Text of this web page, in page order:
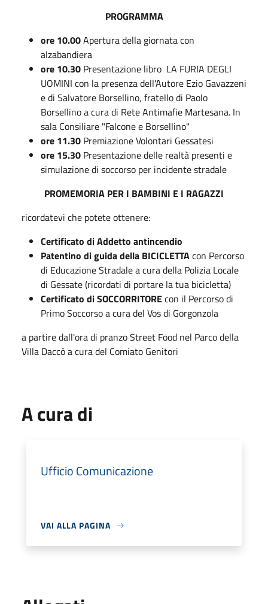
PROGRAMMA
ore 10.00Apertura della giornata con
alzabandiera
ore 10.30 Presentazione libro LA FURIA DEGLI
UOMINI con la presenza dell'Autore Ezio Gavazzeni
e di Salvatore Borsellino, fratello di Paolo
Borsellino a cura di Rete Antimafie Martesana. In
sala Consiliare "Falcone e Borsellino"
ore 11.30 Premiazione Volontari Gessatesi
ore 15.30 Presentazione delle realtà presenti e
simulazione di soccorso per incidente stradale
PROMEMORIA PER I BAMBINI E I RAGAZZI
ricordatevi che potete ottenere:
Certificato di Addetto antincendio
Patentino di guida della BICICLETTAcon Percorso
di Educazione Stradale a cura della Polizia Locale
di Gessate (ricordati di portare la tua bicicletta)
Certificato di SOCCORRITOREcon il Percorso di
Primo Soccorso a cura del Vos di Gorgonzola
a partire dall'ora di pranzo Street Food nel Parco della
Villa Daccò a cura del Comiato Genitori
A cura di
Ufficio Comunicazione
VAI ALLA PAGINA